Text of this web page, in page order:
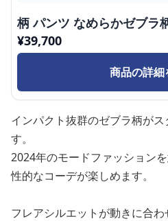
柄 パンツ なめらかゼブラ
¥39,700
商品の詳細
インパクト抜群のゼブラ柄が
す。
2024年のモードファッション
性的なコーデが楽しめます。
フレアシルエットが動きに合